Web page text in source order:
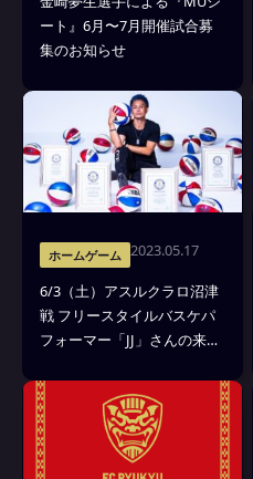
ート』6月〜7月開催試合募
集のお知らせ
ホームゲーム 2023.05.17
6/3（土）アスルクラロ沼津
戦 フリースタイルバスケパ
フォーマー「JJ」さんの来場